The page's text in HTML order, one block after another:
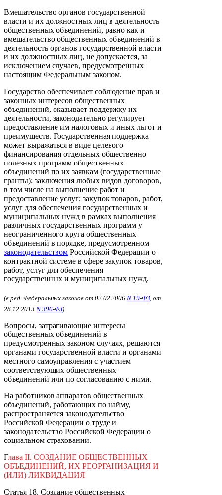
Вмешательство органов государственной
власти и их должностных лиц в деятельность
общественных объединений, равно как и
вмешательство общественных объединений в
деятельность органов государственной власти
и их должностных лиц, не допускается, за
исключением случаев, предусмотренных
настоящим Федеральным законом.
Государство обеспечивает соблюдение прав и
законных интересов общественных
объединений, оказывает поддержку их
деятельности, законодательно регулирует
предоставление им налоговых и иных льгот и
преимуществ. Государственная поддержка
может выражаться в виде целевого
финансирования отдельных общественно
полезных программ общественных
объединений по их заявкам (государственные
гранты); заключения любых видов договоров,
в том числе на выполнение работ и
предоставление услуг; закупок товаров, работ,
услуг для обеспечения государственных и
муниципальных нужд в рамках выполнения
различных государственных программ у
неограниченного круга общественных
объединений в порядке, предусмотренном
законодательством Российской Федерации о
контрактной системе в сфере закупок товаров,
работ, услуг для обеспечения
государственных и муниципальных нужд.
(в ред. Федеральных законов от 02.02.2006 N 19-ФЗ , от
28.12.2013 N 396-ФЗ)
Вопросы, затрагивающие интересы
общественных объединений в
предусмотренных законом случаях, решаются
органами государственной власти и органами
местного самоуправления с участием
соответствующих общественных
объединений или по согласованию с ними.
На работников аппаратов общественных
объединений, работающих по найму,
распространяется законодательство
Российской Федерации о труде и
законодательство Российской Федерации о
социальном страховании.
Глава II. СОЗДАНИЕ ОБЩЕСТВЕННЫХ
ОБЪЕДИНЕНИЙ, ИХ РЕОРГАНИЗАЦИЯ И
(ИЛИ) ЛИКВИДАЦИЯ
Статья 18. Создание общественных